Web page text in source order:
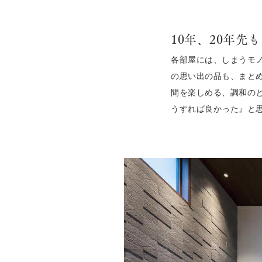
10年、20年先
各部屋には、しまうモ
の思い出の品も、まと
間を楽しめる、調和の
うすれば良かった』と